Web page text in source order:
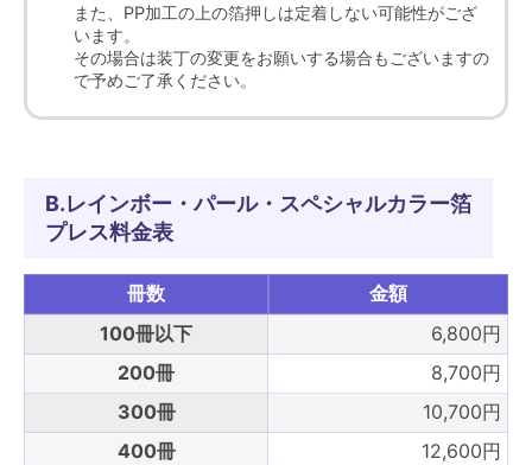
また、PP加工の上の箔押しは定着しない可能性がござ
います。
その場合は装丁の変更をお願いする場合もございますの
で予めご了承ください。
B.レインボー・パール・スペシャルカラー箔
プレス料金表
冊数
金額
100冊以下
6,800円
200冊
8,700円
300冊
10,700円
400冊
12,600円